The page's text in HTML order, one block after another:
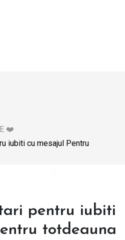
❤️
iubiti cu mesajul Pentru
pentru iubiti
totdeauna